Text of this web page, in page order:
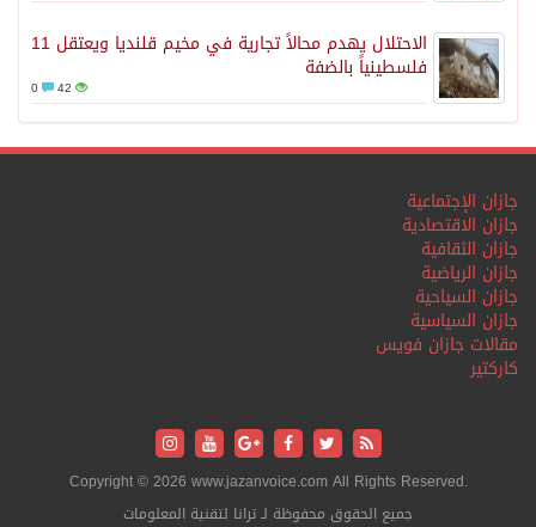
الاحتلال يهدم محالاً تجارية في مخيم قلنديا ويعتقل 11
فلسطينياً بالضفة
42
جازان الإجتماعية
جازان الاقتصادية
جازان الثقافية
جازان الرياضية
جازان السياحية
جازان السياسية
مقالات جازان فويس
كاركتير
Copyright © 2026 www.jazanvoice.com All Rights Reserved.
جميع الحقوق محفوظة لـ ترانا لتقنية المعلومات